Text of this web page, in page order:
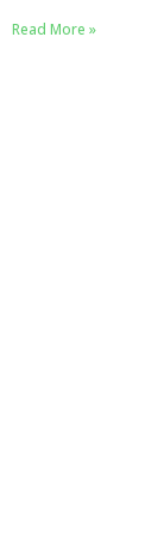
Read More »